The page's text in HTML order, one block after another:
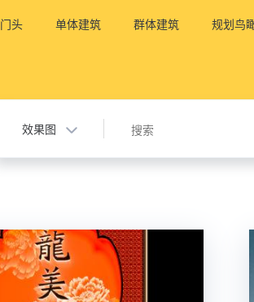
门头 单体建筑 群体建筑 规划鸟
效果图